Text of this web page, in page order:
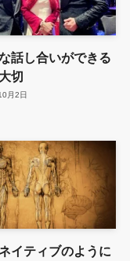
話し合いができる
切
月2日
イティブのように